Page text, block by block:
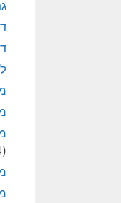
(4,504)